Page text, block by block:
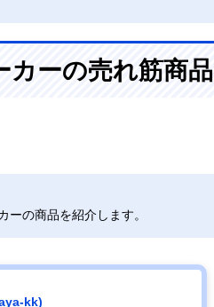
カーの売れ筋商品
の商品を紹介します。
kk)